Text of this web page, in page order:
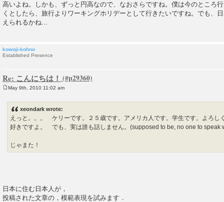
高いよね。しかも、ずっと円高なので、なおさらですね。僕は今のところ
くとしたら、旅行よりワーキングホリデーとして行きたいですね。でも、
えられるかね...
kowoji-kohno
Established Presence
Re: こんにちは！
May 9th, 2010 11:02 am
xeondark wrote:
えっと。。。 ケリーです。２５歳です。アメリカ人です。学生です。よろし
好きですよ。 でも、実は誰も話しません。(supposed to be, no one to speak
じゃまた！
日本に住む日本人が，
投稿された文章の，模範表現を試みます．